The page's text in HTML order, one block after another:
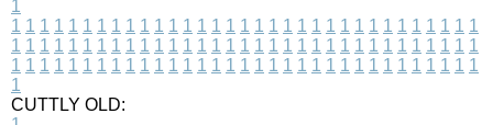
1
1 1 1 1 1 1 1 1 1 1 1 1 1 1 1 1 1 1 1 1 1 1 1 1 1 1 1 1 1 1 1 1 1
1 1 1 1 1 1 1 1 1 1 1 1 1 1 1 1 1 1 1 1 1 1 1 1 1 1 1 1 1 1 1 1 1
1 1 1 1 1 1 1 1 1 1 1 1 1 1 1 1 1 1 1 1 1 1 1 1 1 1 1 1 1 1 1 1 1
1
CUTTLY OLD: